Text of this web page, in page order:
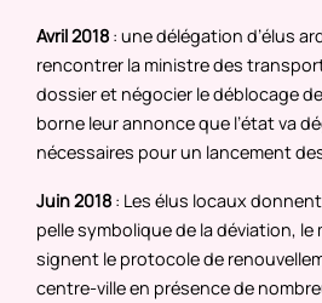
Avril 2018 : une délégation d’élus
rencontrer la ministre des
dossier et négocier le déblocage
borne leur annonce que l’état va
nécessaires pour un lancement
Juin 2018 : Les élus locaux
pelle symbolique de la déviation, le
signent le protocole de
centre-ville en présence de